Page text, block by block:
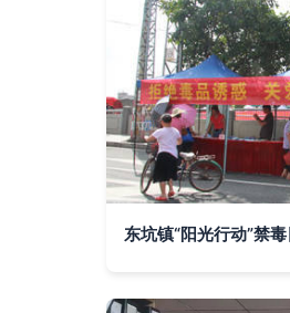
东坑镇“阳光行动”禁